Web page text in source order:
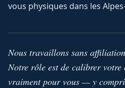
vous physiques dans les
Nous travaillons sans
Notre rôle est de calibrer
vraiment pour vous — y